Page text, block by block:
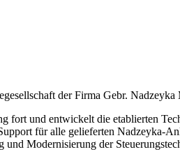
der Firma Gebr.
fort und entwickelt die etablierten
für alle gelieferten Nadzeyka-
Modernisierung der